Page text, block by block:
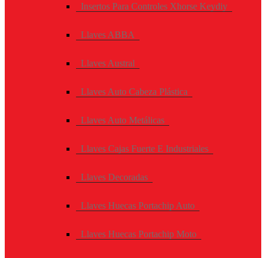
Insertos Para Controles Xhorse Keydiy
Llaves ABBA
Llaves Austral
Llaves Auto Cabeza Plástica
Llaves Auto Metálicas
Llaves Cajas Fuerte E Industriales
Llaves Decoradas
Llaves Huecas Portachip Auto
Llaves Huecas Portachip Moto